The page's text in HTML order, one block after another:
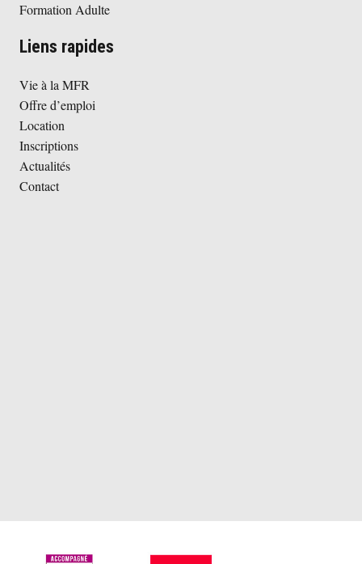
Formation Adulte
Liens rapides
Vie à la MFR
Offre d’emploi
Location
Inscriptions
Actualités
Contact